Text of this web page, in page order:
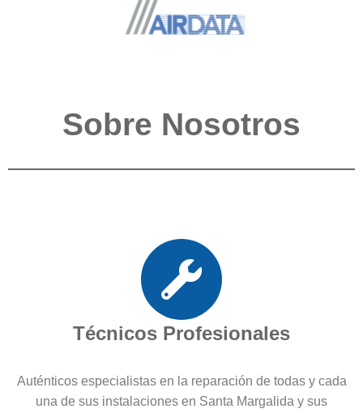
Sobre Nosotros
Técnicos Profesionales
Auténticos especialistas en la reparación de todas y cada
una de sus instalaciones en Santa Margalida y sus